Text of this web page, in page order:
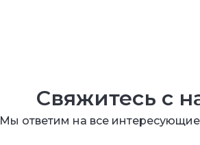
Свяжитесь с
Мы ответим на все